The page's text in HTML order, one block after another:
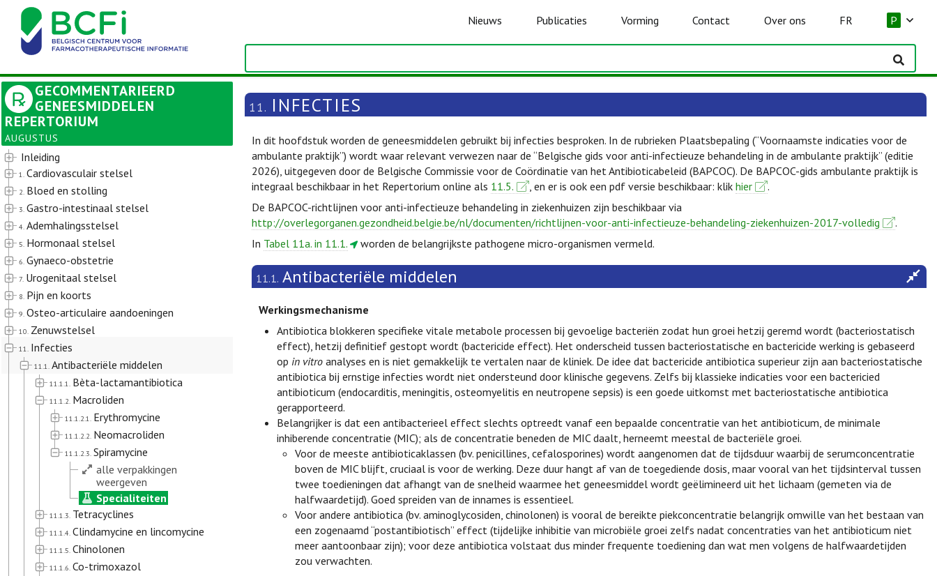
Nieuws Publicaties Vorming Contact Over ons FR P
GECOMMENTARIEERD
GENEESMIDDELEN
REPERTORIUM
AUGUSTUS
Inleiding
1. Cardiovasculair stelsel
2. Bloed en stolling
3. Gastro-intestinaal stelsel
4. Ademhalingsstelsel
5. Hormonaal stelsel
6. Gynaeco-obstetrie
7. Urogenitaal stelsel
8. Pijn en koorts
9. Osteo-articulaire aandoeningen
10. Zenuwstelsel
11. Infecties
11.1. Antibacteriële middelen
11.1.1. Bèta-lactamantibiotica
11.1.2. Macroliden
11.1.2.1. Erythromycine
11.1.2.2. Neomacroliden
11.1.2.3. Spiramycine
alle verpakkingen
weergeven
Specialiteiten
11.1.3. Tetracyclines
11.1.4. Clindamycine en lincomycine
11.1.5. Chinolonen
11.1.6. Co-trimoxazol
11. INFECTIES
In dit hoofdstuk worden de geneesmiddelen gebruikt bij infecties besproken. In de rubrieken Plaatsbepaling (“Voornaamste indicaties voor de
ambulante praktijk”) wordt waar relevant verwezen naar de “Belgische gids voor anti-infectieuze behandeling in de ambulante praktijk” (editie
2026), uitgegeven door de Belgische Commissie voor de Coördinatie van het Antibioticabeleid (BAPCOC). De BAPCOC-gids ambulante praktijk is
integraal beschikbaar in het Repertorium online als 11.5. , en er is ook een pdf versie beschikbaar: klik hier
.
De BAPCOC-richtlijnen voor anti-infectieuze behandeling in ziekenhuizen zijn beschikbaar via
http://overlegorganen.gezondheid.belgie.be/nl/documenten/richtlijnen-voor-anti-infectieuze-behandeling-ziekenhuizen-2017-volledig
.
In Tabel 11a. in 11.1. worden de belangrijkste pathogene micro-organismen vermeld.
11.1. Antibacteriële middelen
Werkingsmechanisme
Antibiotica blokkeren specifieke vitale metabole processen bij gevoelige bacteriën zodat hun groei hetzij geremd wordt (bacteriostatisch
effect), hetzij definitief gestopt wordt (bactericide effect). Het onderscheid tussen bacteriostatische en bactericide werking is gebaseerd
op in vitro analyses en is niet gemakkelijk te vertalen naar de kliniek. De idee dat bactericide antibiotica superieur zijn aan bacteriostatische
antibiotica bij ernstige infecties wordt niet ondersteund door klinische gegevens. Zelfs bij klassieke indicaties voor een bactericied
antibioticum (endocarditis, meningitis, osteomyelitis en neutropene sepsis) is een goede uitkomst met bacteriostatische antibiotica
gerapporteerd.
Belangrijker is dat een antibacterieel effect slechts optreedt vanaf een bepaalde concentratie van het antibioticum, de minimale
inhiberende concentratie (MIC); als de concentratie beneden de MIC daalt, herneemt meestal de bacteriële groei.
Voor de meeste antibioticaklassen (bv. penicillines, cefalosporines) wordt aangenomen dat de tijdsduur waarbij de serumconcentratie
boven de MIC blijft, cruciaal is voor de werking. Deze duur hangt af van de toegediende dosis, maar vooral van het tijdsinterval tussen
twee toedieningen dat afhangt van de snelheid waarmee het geneesmiddel wordt geëlimineerd uit het lichaam (gemeten via de
halfwaardetijd). Goed spreiden van de innames is essentieel.
Voor andere antibiotica (bv. aminoglycosiden, chinolonen) is vooral de bereikte piekconcentratie belangrijk omwille van het bestaan van
een zogenaamd “postantibiotisch” effect (tijdelijke inhibitie van microbiële groei zelfs nadat concentraties van het antibioticum niet
meer aantoonbaar zijn); voor deze antibiotica volstaat dus minder frequente toediening dan wat men volgens de halfwaardetijden
zou verwachten.